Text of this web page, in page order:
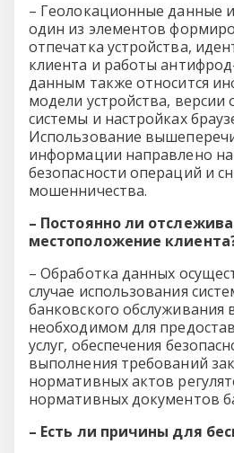
– Геолокационные данные
один из элементов
отпечатка устройства,
клиента и работы
данным также относится
модели устройства,
системы и настройках
Использование
информации направлено
безопасности операций и
мошенничества.
– Постоянно ли
местоположение
– Обработка данных
случае использования
банковского обслуживания
необходимом для
услуг, обеспечения
выполнения требований
нормативных актов
нормативных документов
– Есть ли причины для